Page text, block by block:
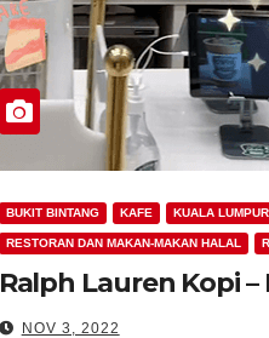
BUKIT BINTANG KAFE KUALA LUMPUR
RESTORAN DAN MAKAN-MAKAN HALAL
Ralph Lauren Kopi –
NOV 3, 2022